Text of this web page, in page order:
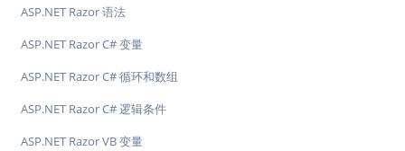
ASP.NET Razor 语法
ASP.NET Razor C# 变量
ASP.NET Razor C# 循环和数组
ASP.NET Razor C# 逻辑条件
ASP.NET Razor VB 变量